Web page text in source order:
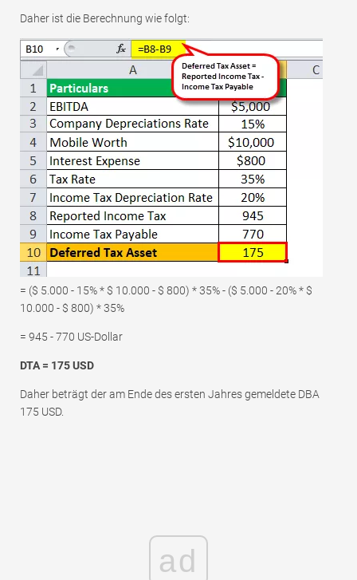
Daher ist die Berechnung wie folgt:
= ($ 5.000 - 15% * $ 10.000 - $ 800) * 35% - ($ 5.000 - 20% * $
10.000 - $ 800) * 35%
= 945 - 770 US-Dollar
DTA = 175 USD
Daher beträgt der am Ende des ersten Jahres gemeldete DBA
175 USD.
ad